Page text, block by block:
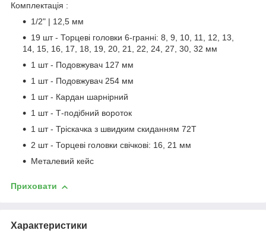
Комплектація :
1/2" | 12,5 мм
19 шт - Торцеві головки 6-гранні: 8, 9, 10, 11, 12, 13,
14, 15, 16, 17, 18, 19, 20, 21, 22, 24, 27, 30, 32 мм
1 шт - Подовжувач 127 мм
1 шт - Подовжувач 254 мм
1 шт - Кардан шарнірний
1 шт - Т-подібний вороток
1 шт - Тріскачка з швидким скиданням 72Т
2 шт - Торцеві головки свічкові: 16, 21 мм
Металевий кейс
Приховати
Характеристики